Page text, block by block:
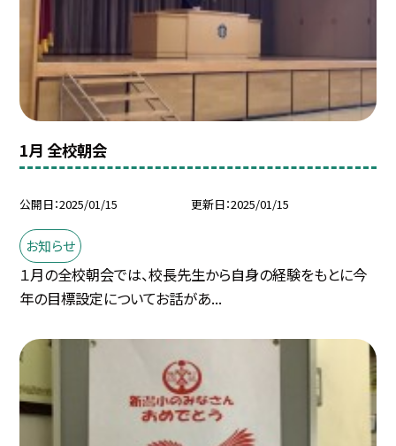
1月 全校朝会
公開日 2025/01/15 更新日 2025/01/15
お知らせ
１月の全校朝会では、校長先生から自身の経験をもとに今
年の目標設定についてお話があ...